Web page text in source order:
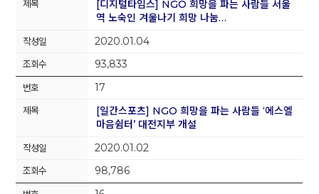
[디지털타임스] NGO 희망을 파는 사람들 서울
역 노숙인 겨울나기 희망 나눔…
2020.01.04
93,833
17
[일간스포츠] NGO 희망을 파는 사람들 ‘에스엘
마음쉼터’ 대전지부 개설
2020.01.02
98,786